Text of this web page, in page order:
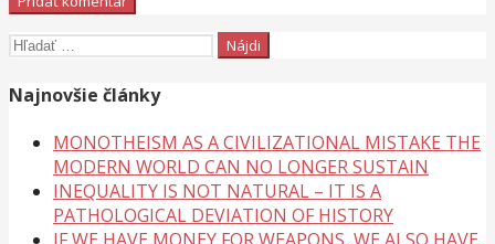
Hľadať:
Najnovšie články
MONOTHEISM AS A CIVILIZATIONAL MISTAKE THE
MODERN WORLD CAN NO LONGER SUSTAIN
INEQUALITY IS NOT NATURAL – IT IS A
PATHOLOGICAL DEVIATION OF HISTORY